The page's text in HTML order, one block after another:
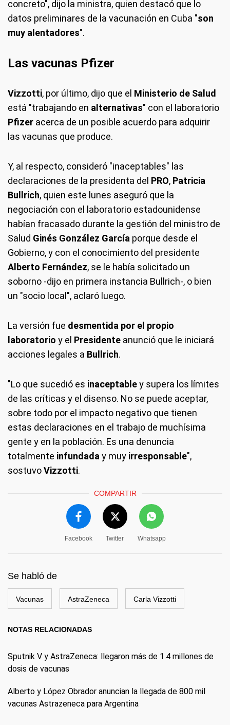
concreto", dijo la ministra, quien destacó que lo
datos preliminares de la vacunación en Cuba "son
muy alentadores".
Las vacunas Pfizer
Vizzotti, por último, dijo que el Ministerio de Salud
está "trabajando en alternativas" con el laboratorio
Pfizer acerca de un posible acuerdo para adquirir
las vacunas que produce.
Y, al respecto, consideró "inaceptables" las
declaraciones de la presidenta del PRO, Patricia
Bullrich, quien este lunes aseguró que la
negociación con el laboratorio estadounidense
habían fracasado durante la gestión del ministro de
Salud Ginés González García porque desde el
Gobierno, y con el conocimiento del presidente
Alberto Fernández, se le había solicitado un
soborno -dijo en primera instancia Bullrich-, o bien
un "socio local", aclaró luego.
La versión fue desmentida por el propio
laboratorio y el Presidente anunció que le iniciará
acciones legales a Bullrich.
"Lo que sucedió es inaceptabley supera los límites
de las críticas y el disenso. No se puede aceptar,
sobre todo por el impacto negativo que tienen
estas declaraciones en el trabajo de muchísima
gente y en la población. Es una denuncia
totalmente infundada y muy irresponsable",
sostuvoVizzotti.
COMPARTIR
Facebook Twitter Whatsapp
Se habló de
Vacunas AstraZeneca Carla Vizzotti
NOTAS RELACIONADAS
Sputnik V y AstraZeneca: llegaron más de 1.4 millones de
dosis de vacunas
Alberto y López Obrador anuncian la llegada de 800 mil
vacunas Astrazeneca para Argentina